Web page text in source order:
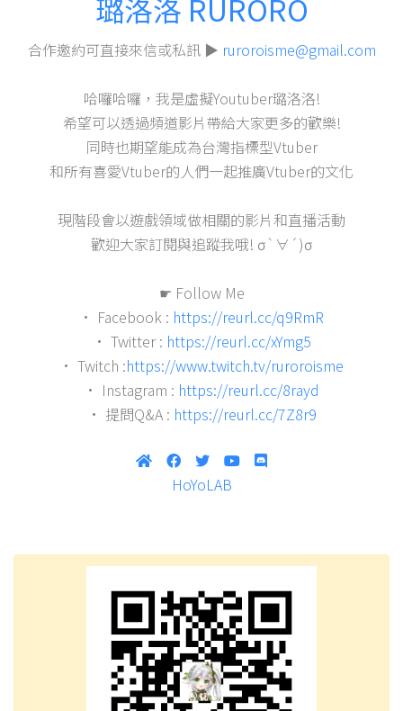
璐洛洛 RURORO
合作邀約可直接來信或私訊 ▶ ruroroisme@gmail.com
哈囉哈囉，我是虛擬Youtuber璐洛洛!
希望可以透過頻道影片帶給大家更多的歡樂!
同時也期望能成為台灣指標型Vtuber
和所有喜愛Vtuber的人們一起推廣Vtuber的文化
現階段會以遊戲領域做相關的影片和直播活動
歡迎大家訂閱與追蹤我哦! σ`∀´)σ
☛ Follow Me
• Facebook : https://reurl.cc/q9RmR
• Twitter : https://reurl.cc/xYmg5
• Twitch :https://www.twitch.tv/ruroroisme
• Instagram : https://reurl.cc/8rayd
• 提問Q&A : https://reurl.cc/7Z8r9
HoYoLAB